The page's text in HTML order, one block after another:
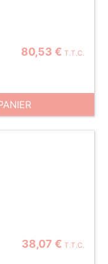
80,53 € T.T.C.
38,07 € T.T.C.